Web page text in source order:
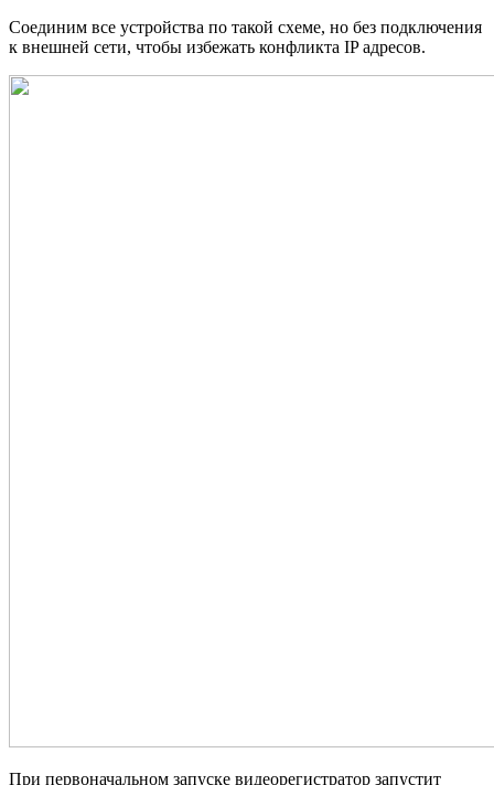
Соединим все устройства по такой схеме, но без подключения
к внешней сети, чтобы избежать конфликта IP адресов.
При первоначальном запуске видеорегистратор запустит